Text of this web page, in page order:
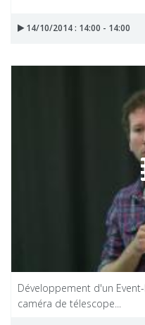
14/10/2014 : 14:00 - 14:00
Développement d'un
caméra de télescope...